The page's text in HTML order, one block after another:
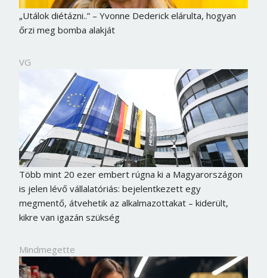
„Utálok diétázni..” – Yvonne Dederick elárulta, hogyan
őrzi meg bomba alakját
VG
Több mint 20 ezer embert rúgna ki a Magyarországon
is jelen lévő vállalatóriás: bejelentkezett egy
megmentő, átvehetik az alkalmazottakat – kiderült,
kikre van igazán szükség
Mindmegette